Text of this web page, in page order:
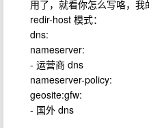
用了，就看你怎么写咯，
redir-host 模式：
dns:
nameserver:
- 运营商 dns
nameserver-policy:
geosite:gfw:
- 国外 dns